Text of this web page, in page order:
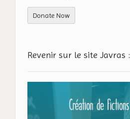
Donate Now
Revenir sur le site Javras :